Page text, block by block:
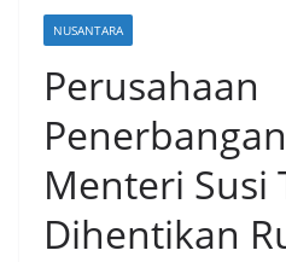
NUSANTARA
Perusahaan
Menteri Susi
Dihentikan